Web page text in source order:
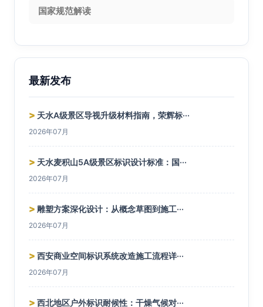
国家规范解读
最新发布
> 天水A级景区导视升级材料指南，荣辉标···
2026年07月
> 天水麦积山5A级景区标识设计标准：国···
2026年07月
> 雕塑方案深化设计：从概念草图到施工···
2026年07月
> 西安商业空间标识系统改造施工流程详···
2026年07月
> 西北地区户外标识耐候性：干燥气候对···